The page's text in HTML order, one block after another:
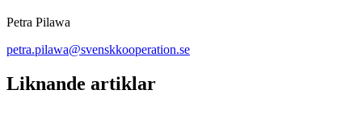
Petra Pilawa
petra.pilawa@svenskkooperation.se
Liknande artiklar